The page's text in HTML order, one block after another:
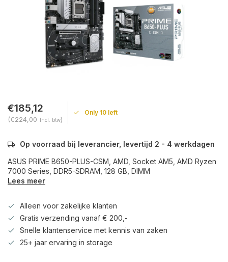
€185,12
(€224,00 Incl. btw)
Only 10 left
Op voorraad bij leverancier, levertijd 2 - 4 werkdagen
ASUS PRIME B650-PLUS-CSM, AMD, Socket AM5, AMD Ryzen
7000 Series, DDR5-SDRAM, 128 GB, DIMM
Lees meer
Alleen voor zakelijke klanten
Gratis verzending vanaf € 200,-
Snelle klantenservice met kennis van zaken
25+ jaar ervaring in storage